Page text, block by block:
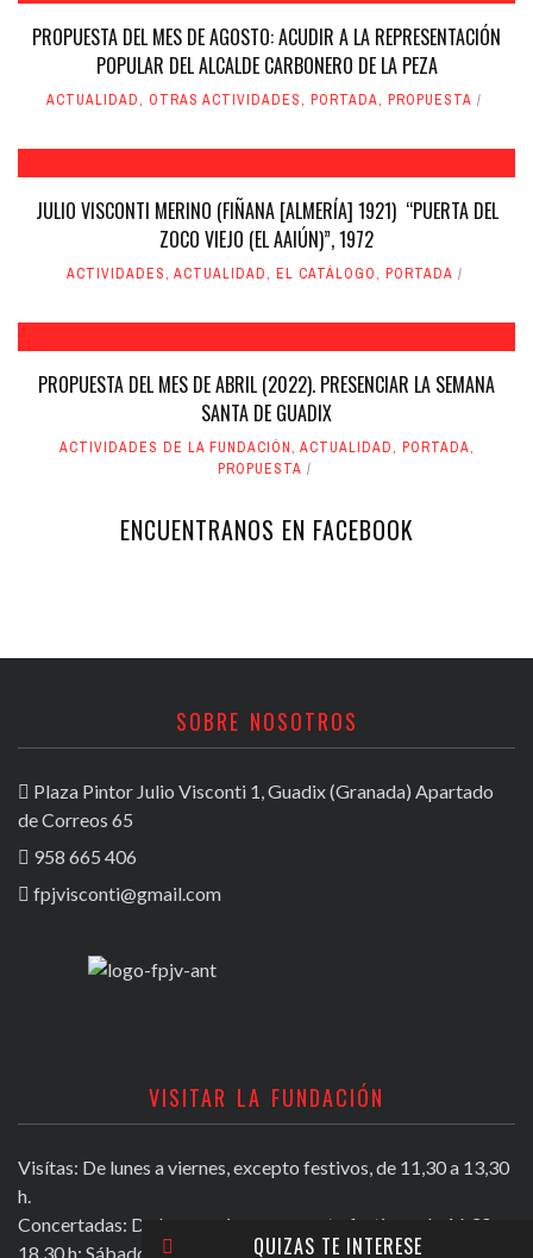
PROPUESTA DEL MES DE AGOSTO: ACUDIR A LA REPRESENTACIÓN
POPULAR DEL ALCALDE CARBONERO DE LA PEZA
ACTUALIDAD, OTRAS ACTIVIDADES, PORTADA, PROPUESTA
JULIO VISCONTI MERINO (FIÑANA [ALMERÍA] 1921) “PUERTA DEL
ZOCO VIEJO (EL AAIÚN)”, 1972
ACTIVIDADES, ACTUALIDAD, EL CATÁLOGO, PORTADA
PROPUESTA DEL MES DE ABRIL (2022). PRESENCIAR LA SEMANA
SANTA DE GUADIX
ACTIVIDADES DE LA FUNDACIÓN, ACTUALIDAD, PORTADA,
PROPUESTA
QUIZAS TE INTERESE
ENCUENTRANOS EN FACEBOOK
SOBRE NOSOTROS
Plaza Pintor Julio Visconti 1, Guadix (Granada) Apartado
de Correos 65
958 665 406
fpjvisconti@gmail.com
VISITAR LA FUNDACIÓN
Visítas: De lunes a viernes, excepto festivos, de 11,30 a 13,30
h.
Concertadas: De lunes a viernes excepto festivos, de 16,30 a
18,30 h; Sábados mañana de 11,30 a 13,30 h.